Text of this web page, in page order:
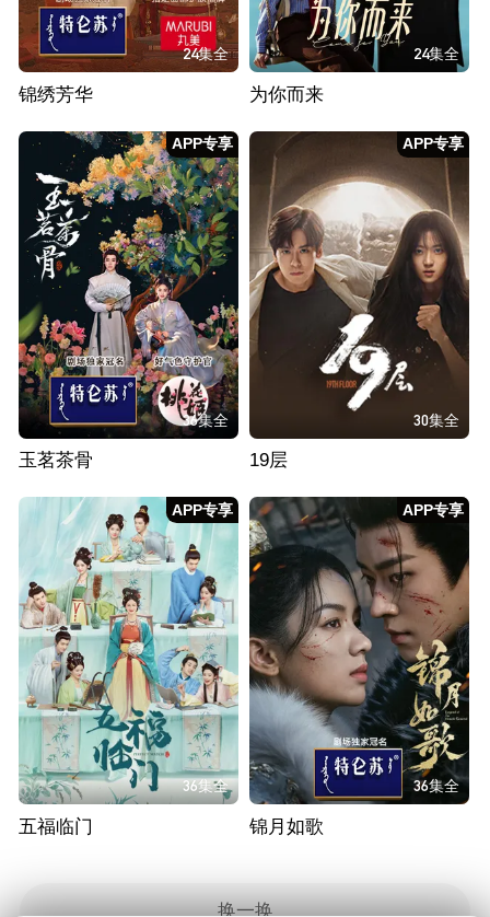
24集全
锦绣芳华
24集全
为你而来
APP专享
36集全
玉茗茶骨
APP专享
30集全
19层
APP专享
36集全
五福临门
APP专享
36集全
锦月如歌
换一换